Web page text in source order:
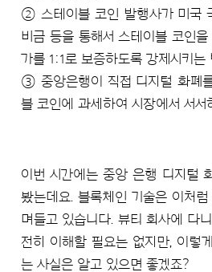
② 스테이블 코인 발행사가 미국
비금 등을 통해서 스테이블 코인
가를 1:1로 보증하도록 강제시키는
③ 중앙은행이 직접 디지털 화폐
블 코인에 과세하여 시장에서 서서
이번 시간에는 중앙 은행 디지털
봤는데요. 블록체인 기술은 이처
며들고 있습니다. 뷰티 회사에 다
전히 이해할 필요는 없지만, 이렇
는 사실은 알고 있으면 좋겠죠?